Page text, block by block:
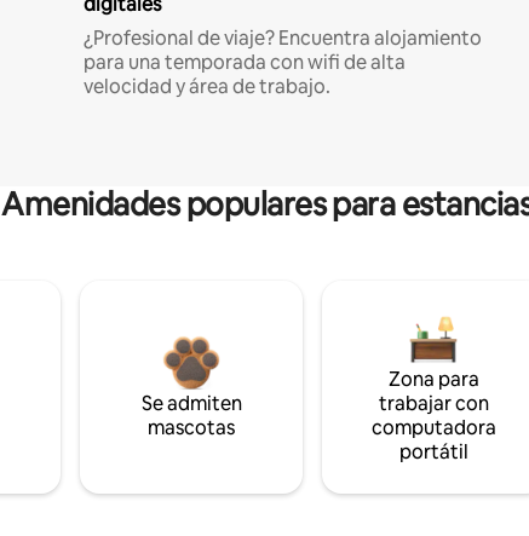
¿Profesional de viaje? Encuentra alojamiento
para una temporada con wifi de alta
velocidad y área de trabajo.
Amenidades populares para
Se admiten
mascotas
Zona para
trabajar con
computadora
portátil